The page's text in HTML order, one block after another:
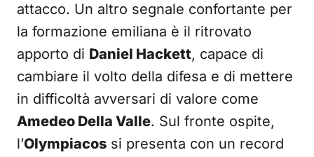
attacco. Un altro segnale confortante per
la formazione emiliana è il ritrovato
apporto di Daniel Hackett, capace di
cambiare il volto della difesa e di mettere
in difficoltà avversari di valore come
Amedeo Della Valle. Sul fronte ospite,
l’Olympiacos si presenta con un record